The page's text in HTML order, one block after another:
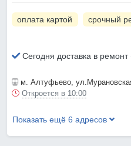
оплата картой срочный
Сегодня доставка в
м. Алтуфьево,
Откроется в 10:00
Показать ещё 6 адресов